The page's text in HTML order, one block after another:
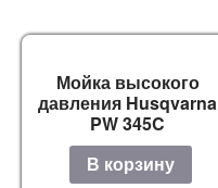
Мойка высокого
давления Husqvarna
PW 345C
В корзину